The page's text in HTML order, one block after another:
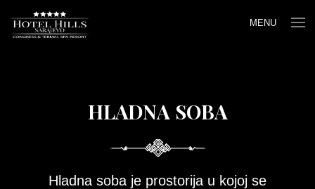
MENU
HLADNA SOBA
Hladna soba je prostorija u kojoj se